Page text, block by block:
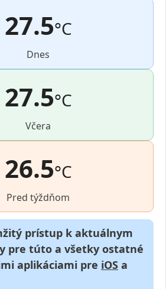
27.5°C
Dnes
27.5°C
Včera
26.5°C
Pred týždňom
prístup k aktuálnym
pre túto a všetky ostatné
aplikáciami pre iOS a